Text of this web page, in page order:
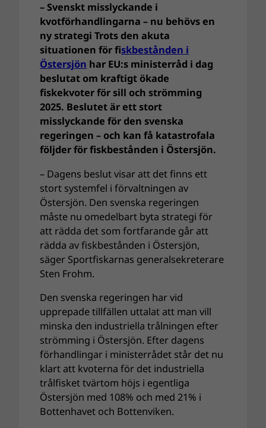
– Svenskt misslyckande i
kvotförhandlingarna – nu behövs en
ny strategi Trots den akuta
situationen för fiskbestånden i
Östersjön har EU:s ministerråd i dag
beslutat om kraftigt ökade
fiskekvoter för sill och strömming
2025. Beslutet är ett stort
misslyckande för den svenska
regeringen – och kan få katastrofala
följder för fiskbestånden i Östersjön.
– Dagens beslut visar att det finns ett
stort systemfel i förvaltningen av
Östersjön. Den svenska regeringen
måste nu omedelbart byta strategi för
att rädda det som fortfarande går att
rädda av fiskbestånden i Östersjön,
säger Sportfiskarnas generalsekreterare
Sten Frohm.
Den svenska regeringen har vid
upprepade tillfällen uttalat att man vill
minska den industriella trålningen efter
strömming i Östersjön. Efter dagens
förhandlingar i ministerrådet står det nu
klart att kvoterna för det industriella
trålfisket tvärtom höjs i egentliga
Östersjön med 108% och med 21% i
Bottenhavet och Bottenviken.